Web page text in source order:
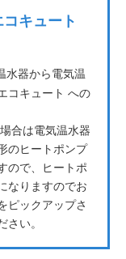
キュート
水器から電気温
コキュート への
合は電気温水器
のヒートポンプ
ので、ヒートポ
なりますのでお
ピックアップさ
さい。